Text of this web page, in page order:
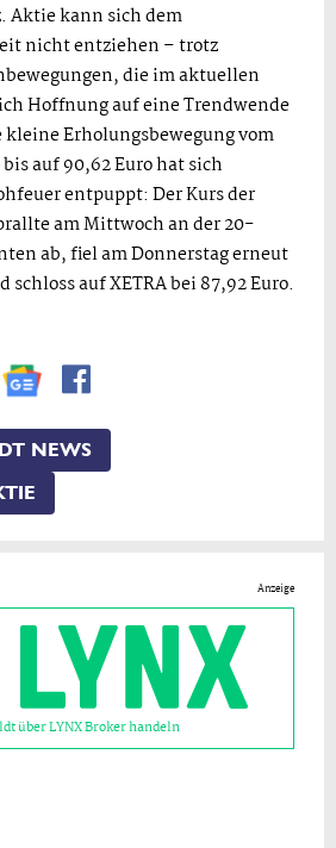
Aktie kann sich dem
nicht entziehen – trotz
die im aktuellen
Hoffnung auf eine Trendwende
Erholungsbewegung vom
auf 90,62 Euro hat sich
entpuppt: Der Kurs der
am Mittwoch an der 20-
ab, fiel am Donnerstag erneut
auf XETRA bei 87,92 Euro.
NEWS
Anzeige
über LYNX Broker handeln